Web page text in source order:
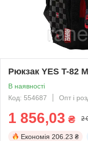
Рюкзак YES T-82
В наявності
Код: 554687
Опт і
1 856,03 ₴ 2
Економія 206.23 ₴